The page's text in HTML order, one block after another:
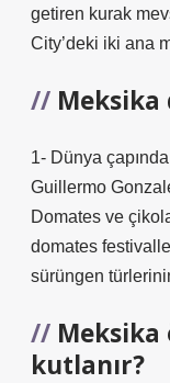
getiren kurak
City’deki iki ana
Meksika
1- Dünya
Guillermo
Domates ve
domates
sürüngen
Meksika
kutlanır?